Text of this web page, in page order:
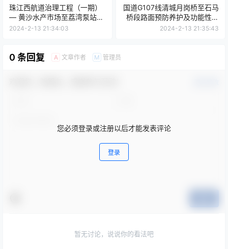
珠江西航道治理工程（一期）
— 黄沙水产市场至荔湾泵站污
水管道工程A线AW1~AW10段
2024-2-13 21:34:03
国道G107线清城月岗桥至石马
桥段路面预防养护及功能性修
复养护工程招标公告
2024-2-13 21:35:43
0 条回复 A 文章作者 M 管理员
您必须登录或注册以后才能发表评论
登录
暂无讨论，说说你的看法吧